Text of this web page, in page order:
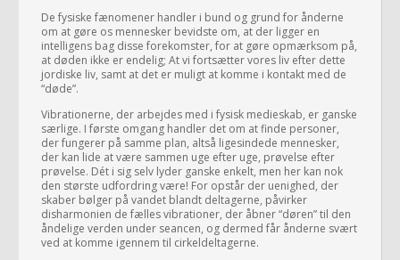
De fysiske fænomener handler i bund og grund for ånderne
om at gøre os mennesker bevidste om, at der ligger en
intelligens bag disse forekomster, for at gøre opmærksom på,
at døden ikke er endelig; At vi fortsætter vores liv efter dette
jordiske liv, samt at det er muligt at komme i kontakt med de
“døde”.
Vibrationerne, der arbejdes med i fysisk medieskab, er ganske
særlige. I første omgang handler det om at finde personer,
der fungerer på samme plan, altså ligesindede mennesker,
der kan lide at være sammen uge efter uge, prøvelse efter
prøvelse. Dét i sig selv lyder ganske enkelt, men her kan nok
den største udfordring være! For opstår der uenighed, der
skaber bølger på vandet blandt deltagerne, påvirker
disharmonien de fælles vibrationer, der åbner “døren” til den
åndelige verden under seancen, og dermed får ånderne svært
ved at komme igennem til cirkeldeltagerne.